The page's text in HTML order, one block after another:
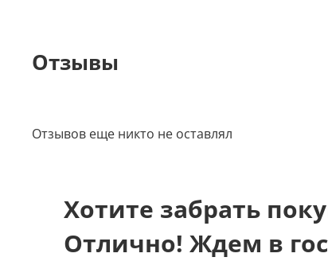
Отзывы
Отзывов еще никто не оставлял
Хотите забрать
Отлично! Ждем в